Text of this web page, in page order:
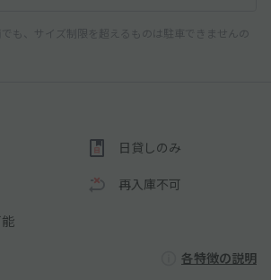
も、サイズ制限を超えるものは駐車できませんの
日貸しのみ
再入庫不可
各特徴の説明